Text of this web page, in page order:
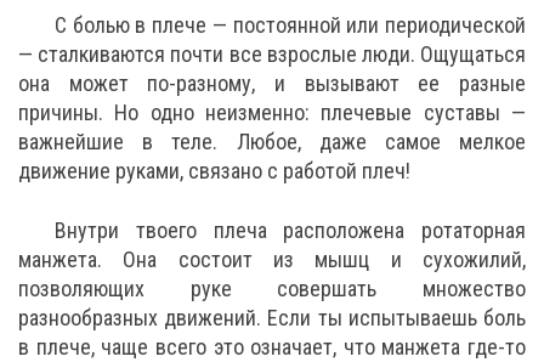
С болью в плече — постоянной или периодической
— сталкиваются почти все взрослые люди. Ощущаться
она может по-разному, и вызывают ее разные
причины. Но одно неизменно: плечевые суставы —
важнейшие в теле. Любое, даже самое мелкое
движение руками, связано с работой плеч!
Внутри твоего плеча расположена ротаторная
манжета. Она состоит из мышц и сухожилий,
позволяющих руке совершать множество
разнообразных движений. Если ты испытываешь боль
в плече, чаще всего это означает, что манжета где-то